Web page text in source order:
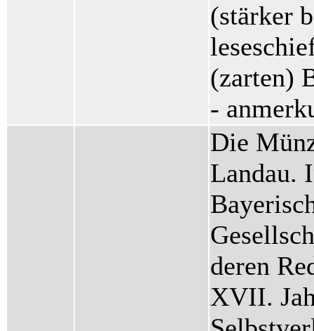
(stärker
(zarten)
-
Die
Landau.
deren
XVII.